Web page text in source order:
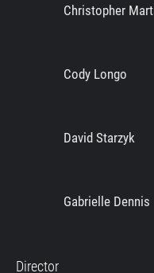
Christopher
Cody Longo
David Starzyk
Gabrielle Dennis
Director